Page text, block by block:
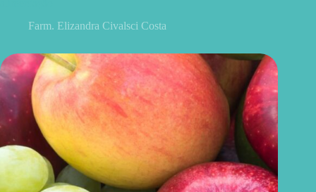
Farm. Elizandra Civalsci Costa